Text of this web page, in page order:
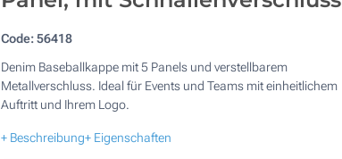
Code:56418
Denim Baseballkappe mit 5 Panels und verstellbarem
Metallverschluss. Ideal für Events und Teams mit einheitlichem
Auftritt und Ihrem Logo.
+ Beschreibung+ Eigenschaften